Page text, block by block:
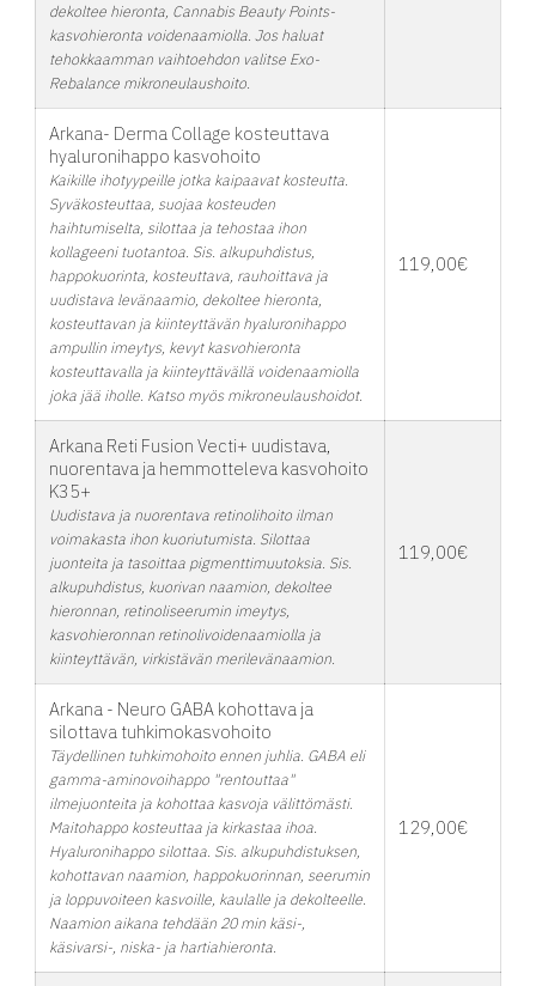
dekoltee hieronta, Cannabis Beauty Points-
kasvohieronta voidenaamiolla. Jos haluat
tehokkaamman vaihtoehdon valitse Exo-
Rebalance mikroneulaushoito.
Arkana- Derma Collage kosteuttava
hyaluronihappo kasvohoito
Kaikille ihotyypeille jotka kaipaavat kosteutta.
Syväkosteuttaa, suojaa kosteuden
haihtumiselta, silottaa ja tehostaa ihon
kollageeni tuotantoa. Sis. alkupuhdistus,
happokuorinta, kosteuttava, rauhoittava ja
uudistava levänaamio, dekoltee hieronta,
kosteuttavan ja kiinteyttävän hyaluronihappo
ampullin imeytys, kevyt kasvohieronta
kosteuttavalla ja kiinteyttävällä voidenaamiolla
joka jää iholle. Katso myös mikroneulaushoidot.
119,00€
Arkana Reti Fusion Vecti+ uudistava,
nuorentava ja hemmotteleva kasvohoito
K35+
Uudistava ja nuorentava retinolihoito ilman
voimakasta ihon kuoriutumista. Silottaa
juonteita ja tasoittaa pigmenttimuutoksia. Sis.
alkupuhdistus, kuorivan naamion, dekoltee
hieronnan, retinoliseerumin imeytys,
kasvohieronnan retinolivoidenaamiolla ja
kiinteyttävän, virkistävän merilevänaamion.
119,00€
Arkana - Neuro GABA kohottava ja
silottava tuhkimokasvohoito
Täydellinen tuhkimohoito ennen juhlia. GABA eli
gamma-aminovoihappo "rentouttaa"
ilmejuonteita ja kohottaa kasvoja välittömästi.
Maitohappo kosteuttaa ja kirkastaa ihoa.
Hyaluronihappo silottaa. Sis. alkupuhdistuksen,
kohottavan naamion, happokuorinnan, seerumin
ja loppuvoiteen kasvoille, kaulalle ja dekolteelle.
Naamion aikana tehdään 20 min käsi-,
käsivarsi-, niska- ja hartiahieronta.
129,00€